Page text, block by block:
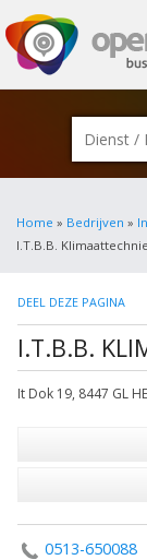
Home » Bedrijven »
I.T.B.B.
DEEL DEZE PAGINA
I.T.B.B.
It Dok 19, 8447 GL
0513-650088